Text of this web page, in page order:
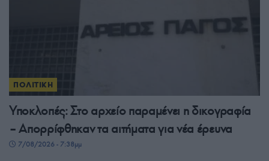
ΠΟΛΙΤΙΚΗ
Υποκλοπές: Στο αρχείο παραμένει η δικογραφία
– Απορρίφθηκαν τα αιτήματα για νέα έρευνα
7/08/2026 - 7:38μμ